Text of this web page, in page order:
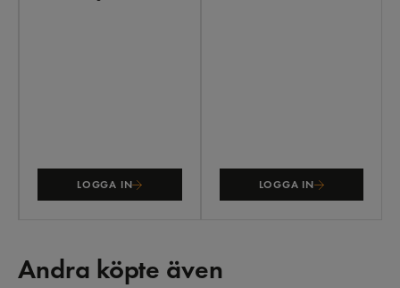
LOGGA IN LOGGA IN
Andra köpte även